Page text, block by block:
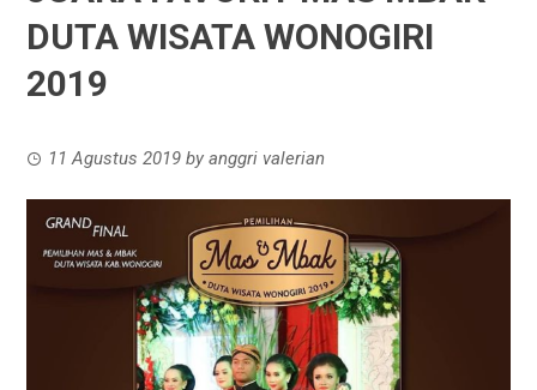
DUTA WISATA WONOGIRI
2019
11 Agustus 2019 byanggri valerian